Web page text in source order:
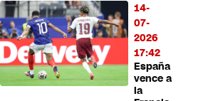
14-
07-
2026
17:42
España
vence a
la